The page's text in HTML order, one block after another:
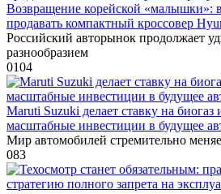
Возвращение корейской «малышки»:
продавать компактный кроссовер
Российский авторынок продолжает
разнообразием
0104
Maruti Suzuki делает ставку на биогаз
масштабные инвестиции в будущее
Мир автомобилей стремительно
083